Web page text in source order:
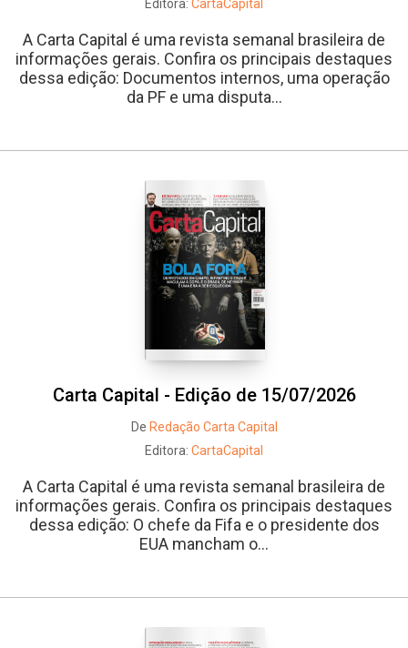
Editora: CartaCapital
A Carta Capital é uma revista semanal brasileira de
informações gerais. Confira os principais destaques
dessa edição: Documentos internos, uma operação
da PF e uma disputa...
Carta Capital - Edição de 15/07/2026
De Redação Carta Capital
Editora: CartaCapital
A Carta Capital é uma revista semanal brasileira de
informações gerais. Confira os principais destaques
dessa edição: O chefe da Fifa e o presidente dos
EUA mancham o...